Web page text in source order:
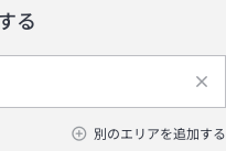
る
別のエリアを追加する